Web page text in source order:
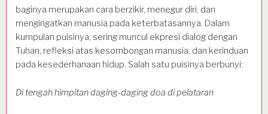
baginya merupakan cara berzikir, menegur diri, dan
mengingatkan manusia pada keterbatasannya. Dalam
kumpulan puisinya, sering muncul ekpresi dialog dengan
Tuhan, refleksi atas kesombongan manusia, dan kerinduan
pada kesederhanaan hidup. Salah satu puisinya berbunyi:
Di tengah himpitan daging-daging doa di pelataran